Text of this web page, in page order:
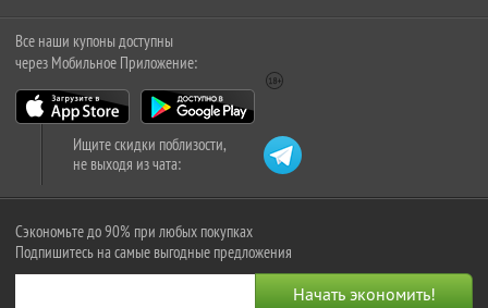
Все наши купоны доступны
через Мобильное Приложение:
Ищите скидки поблизости,
не выходя из чата:
Сэкономьте до 90% при любых покупках
Подпишитесь на самые выгодные предложения